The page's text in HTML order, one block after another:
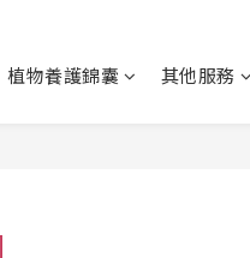
植物養護錦囊 其他服務